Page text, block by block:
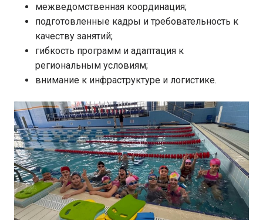
межведомственная координация;
подготовленные кадры и требовательность к
качеству занятий;
гибкость программ и адаптация к
региональным условиям;
внимание к инфраструктуре и логистике.